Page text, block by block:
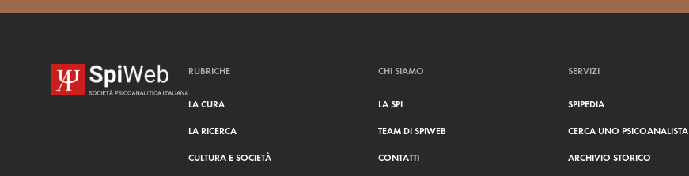
RUBRICHE
LA CURA
LA RICERCA
CULTURA E SOCIETÀ
CHI SIAMO
LA SPI
TEAM DI SPIWEB
CONTATTI
SERVIZI
SPIPEDIA
CERCA UNO PSICOANALISTA
ARCHIVIO STORICO